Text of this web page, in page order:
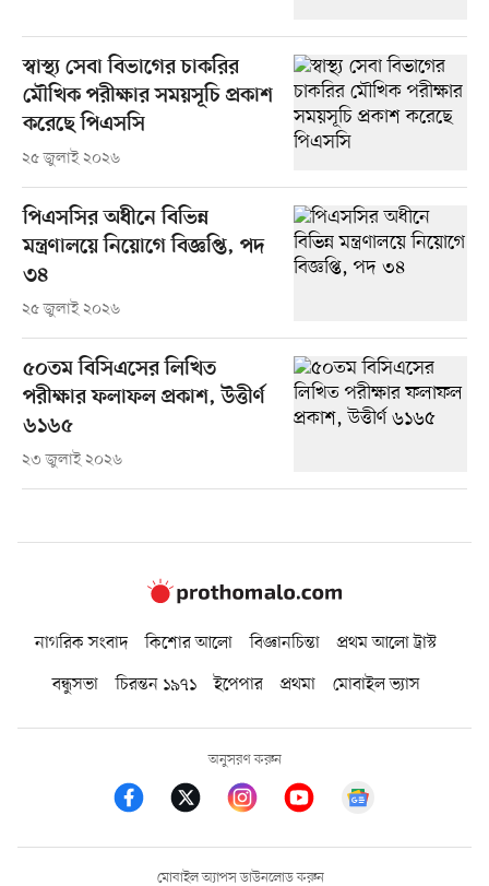
স্বাস্থ্য সেবা বিভাগের চাকরির
মৌখিক পরীক্ষার সময়সূচি প্রকাশ
করেছে পিএসসি
২৫ জুলাই ২০২৬
পিএসসির অধীনে বিভিন্ন
মন্ত্রণালয়ে নিয়োগে বিজ্ঞপ্তি, পদ
৩৪
২৫ জুলাই ২০২৬
৫০তম বিসিএসের লিখিত
পরীক্ষার ফলাফল প্রকাশ, উত্তীর্ণ
৬১৬৫
২৩ জুলাই ২০২৬
নাগরিক সংবাদ কিশোর আলো বিজ্ঞানচিন্তা
প্রথম আলো ট্রাস্ট
বন্ধুসভা
চিরন্তন ১৯৭১ ইপেপার প্রথমা মোবাইল ভ্যাস
অনুসরণ করুন
মোবাইল অ্যাপস ডাউনলোড করুন